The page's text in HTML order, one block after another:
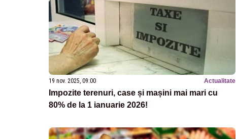
19 nov. 2025, 09:00 Actualitate
Impozite terenuri, case și mașini mai mari cu
80% de la 1 ianuarie 2026!